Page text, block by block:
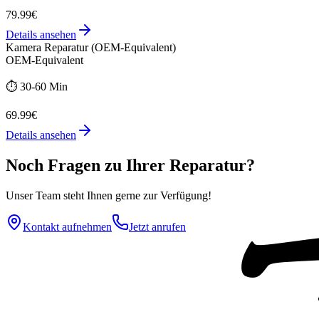
79.99€
Details ansehen
Kamera Reparatur (OEM-Equivalent)
OEM-Equivalent
⏱️ 30-60 Min
69.99€
Details ansehen
Noch Fragen zu Ihrer Reparatur?
Unser Team steht Ihnen gerne zur Verfügung!
Kontakt aufnehmen Jetzt anrufen